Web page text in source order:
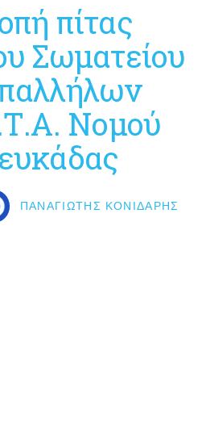
πίτας
Σωματείου
Νομού
ΠΑΝΑΓΙΏΤΗΣ ΚΟΝΙΔΆΡΗΣ